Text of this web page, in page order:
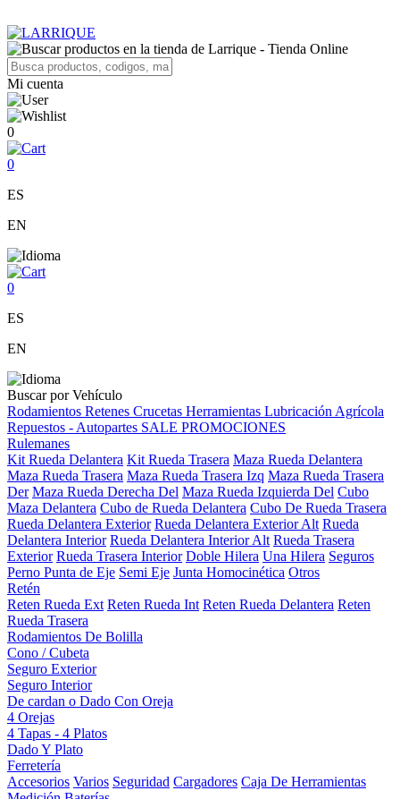
Mi cuenta
0
0
ES
EN
0
ES
EN
Buscar por Vehículo
Rodamientos Retenes Crucetas Herramientas Lubricación Agrícola
Repuestos - Autopartes SALE PROMOCIONES
Rulemanes
Kit Rueda Delantera Kit Rueda Trasera Maza Rueda Delantera
Maza Rueda Trasera Maza Rueda Trasera Izq Maza Rueda Trasera
Der Maza Rueda Derecha Del Maza Rueda Izquierda Del Cubo
Maza Delantera Cubo de Rueda Delantera Cubo De Rueda Trasera
Rueda Delantera Exterior Rueda Delantera Exterior Alt Rueda
Delantera Interior Rueda Delantera Interior Alt Rueda Trasera
Exterior Rueda Trasera Interior Doble Hilera Una Hilera Seguros
Perno Punta de Eje Semi Eje Junta Homocinética Otros
Retén
Reten Rueda Ext Reten Rueda Int Reten Rueda Delantera Reten
Rueda Trasera
Rodamientos De Bolilla
Cono / Cubeta
Seguro Exterior
Seguro Interior
De cardan o Dado Con Oreja
4 Orejas
4 Tapas - 4 Platos
Dado Y Plato
Ferretería
Accesorios Varios Seguridad Cargadores Caja De Herramientas